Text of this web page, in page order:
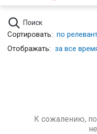
Поиск
Сортировать: по
Отображать: за все
К сожалению,